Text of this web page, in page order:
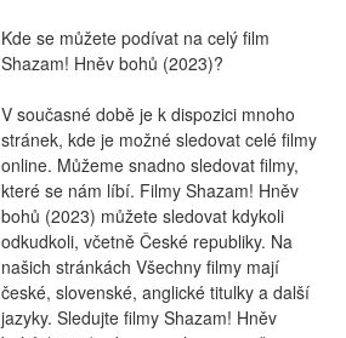
Kde se můžete podívat na celý film
Shazam! Hněv bohů (2023)?
V současné době je k dispozici mnoho
stránek, kde je možné sledovat celé filmy
online. Můžeme snadno sledovat filmy,
které se nám líbí. Filmy Shazam! Hněv
bohů (2023) můžete sledovat kdykoli
odkudkoli, včetně České republiky. Na
našich stránkách Všechny filmy mají
české, slovenské, anglické titulky a další
jazyky. Sledujte filmy Shazam! Hněv